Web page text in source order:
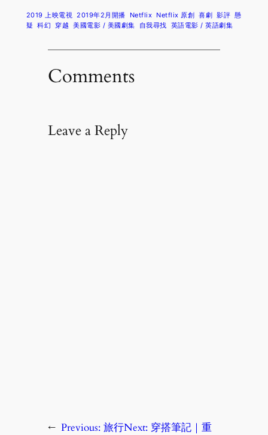
2019 上映電視 2019年2月開播 Netflix Netflix 原創 喜劇 影評 懸
疑 科幻 穿越 美國電影 / 美國劇集 自我尋找 英語電影 / 英語劇集
Comments
Leave a Reply
← Previous: 旅行Next: 穿搭筆記｜重